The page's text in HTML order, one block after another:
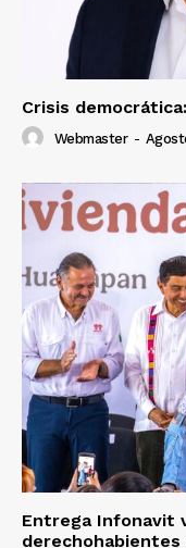
Crisis
Webmaster -
Entrega Infonavit
derechohabientes